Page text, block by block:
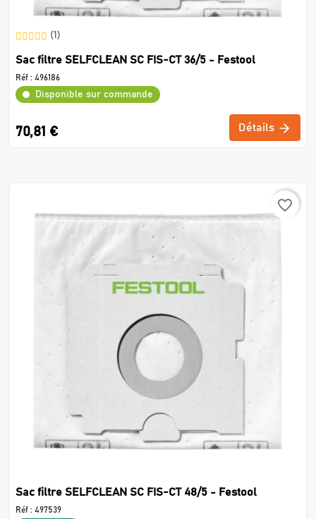
(1)
Sac filtre SELFCLEAN SC FIS-CT 36/5 - Festool
Réf : 496186
Disponible sur commande
70,81 € Détails
favorite_border
Sac filtre SELFCLEAN SC FIS-CT 48/5 - Festool
Réf : 497539